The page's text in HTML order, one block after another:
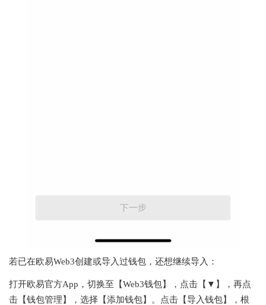
若已在欧易Web3创建或导入过钱包，还想继续导入：
打开欧易官方App，切换至【Web3钱包】，点击【▼】，再点
击【钱包管理 】，选择【添加钱包】。点击【导入钱包】，根